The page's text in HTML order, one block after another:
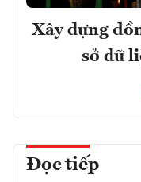
Xây dựng
sở dữ
Đọc tiếp